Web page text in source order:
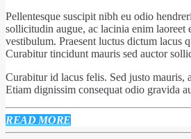
Pellentesque suscipit nibh eu odio
sollicitudin augue, ac lacinia enim laoreet
vestibulum. Praesent luctus dictum lacus
Curabitur tincidunt mauris sed auctor
Curabitur id lacus felis. Sed justo mauris,
Etiam dignissim consequat odio gravida
READ MORE